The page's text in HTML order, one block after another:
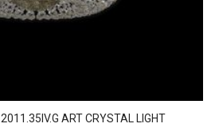
ART CRYSTAL LIGHT